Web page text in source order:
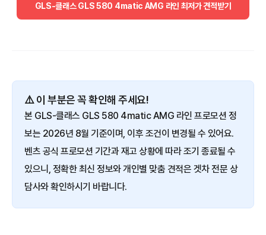
GLS-클래스 GLS 580 4matic AMG 라인 최저가 견적받기
⚠️ 이 부분은 꼭 확인해 주세요!
본 GLS-클래스 GLS 580 4matic AMG 라인 프로모션 정
보는 2026년 8월 기준이며, 이후 조건이 변경될 수 있어요.
벤츠 공식 프로모션 기간과 재고 상황에 따라 조기 종료될 수
있으니, 정확한 최신 정보와 개인별 맞춤 견적은 겟차 전문 상
담사와 확인하시기 바랍니다.